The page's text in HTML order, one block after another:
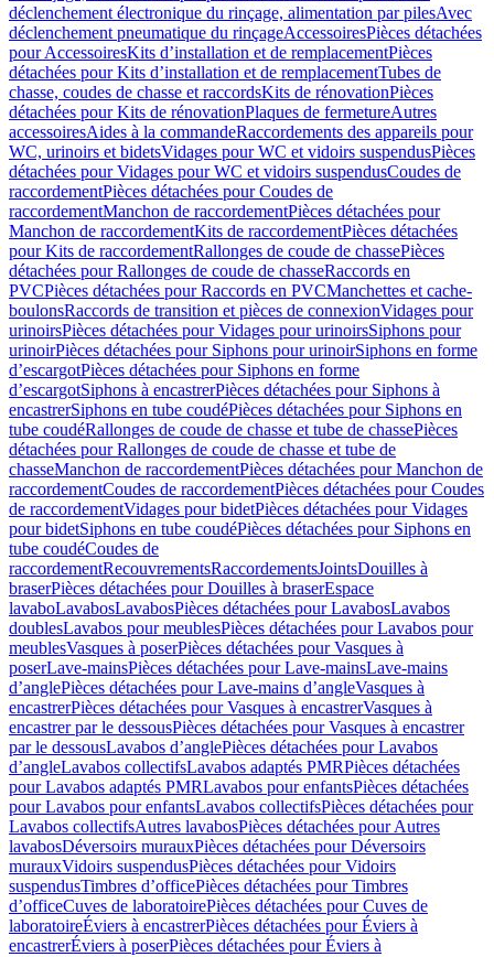
déclenchement électronique du rinçage, alimentation par pilesAvec
déclenchement pneumatique du rinçageAccessoiresPièces détachées
pour AccessoiresKits d’installation et de remplacementPièces
détachées pour Kits d’installation et de remplacementTubes de
chasse, coudes de chasse et raccordsKits de rénovationPièces
détachées pour Kits de rénovationPlaques de fermetureAutres
accessoiresAides à la commandeRaccordements des appareils pour
WC, urinoirs et bidetsVidages pour WC et vidoirs suspendusPièces
détachées pour Vidages pour WC et vidoirs suspendusCoudes de
raccordementPièces détachées pour Coudes de
raccordementManchon de raccordementPièces détachées pour
Manchon de raccordementKits de raccordementPièces détachées
pour Kits de raccordementRallonges de coude de chassePièces
détachées pour Rallonges de coude de chasseRaccords en
PVCPièces détachées pour Raccords en PVCManchettes et cache-
boulonsRaccords de transition et pièces de connexionVidages pour
urinoirsPièces détachées pour Vidages pour urinoirsSiphons pour
urinoirPièces détachées pour Siphons pour urinoirSiphons en forme
d’escargotPièces détachées pour Siphons en forme
d’escargotSiphons à encastrerPièces détachées pour Siphons à
encastrerSiphons en tube coudéPièces détachées pour Siphons en
tube coudéRallonges de coude de chasse et tube de chassePièces
détachées pour Rallonges de coude de chasse et tube de
chasseManchon de raccordementPièces détachées pour Manchon de
raccordementCoudes de raccordementPièces détachées pour Coudes
de raccordementVidages pour bidetPièces détachées pour Vidages
pour bidetSiphons en tube coudéPièces détachées pour Siphons en
tube coudéCoudes de
raccordementRecouvrementsRaccordementsJointsDouilles à
braserPièces détachées pour Douilles à braserEspace
lavaboLavabosLavabosPièces détachées pour LavabosLavabos
doublesLavabos pour meublesPièces détachées pour Lavabos pour
meublesVasques à poserPièces détachées pour Vasques à
poserLave-mainsPièces détachées pour Lave-mainsLave-mains
d’anglePièces détachées pour Lave-mains d’angleVasques à
encastrerPièces détachées pour Vasques à encastrerVasques à
encastrer par le dessousPièces détachées pour Vasques à encastrer
par le dessousLavabos d’anglePièces détachées pour Lavabos
d’angleLavabos collectifsLavabos adaptés PMRPièces détachées
pour Lavabos adaptés PMRLavabos pour enfantsPièces détachées
pour Lavabos pour enfantsLavabos collectifsPièces détachées pour
Lavabos collectifsAutres lavabosPièces détachées pour Autres
lavabosDéversoirs murauxPièces détachées pour Déversoirs
murauxVidoirs suspendusPièces détachées pour Vidoirs
suspendusTimbres dʼofficePièces détachées pour Timbres
dʼofficeCuves de laboratoirePièces détachées pour Cuves de
laboratoireÉviers à encastrerPièces détachées pour Éviers à
encastrerÉviers à poserPièces détachées pour Éviers à